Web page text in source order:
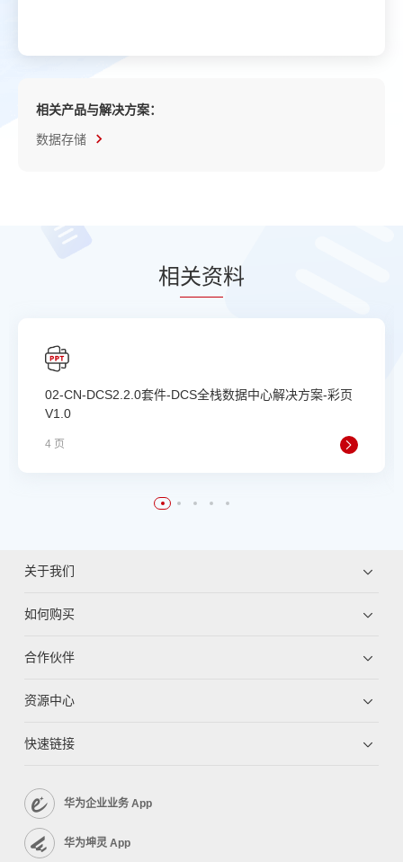
相关产品与解决方案：
数据存储
相关资料
02-CN-DCS2.2.0套件-DCS全栈数据中心解决方案-彩页
V1.0
4 页
关于我们
如何购买
合作伙伴
资源中心
快速链接
华为企业业务 App
华为坤灵 App